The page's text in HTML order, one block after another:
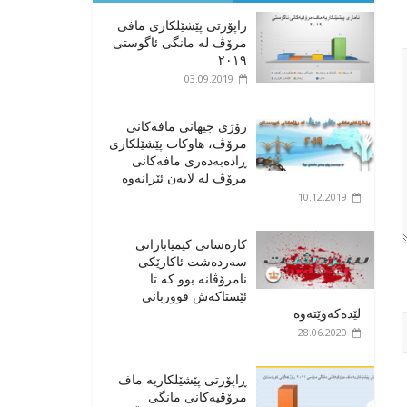
راپۆرتی پێشێلكاری مافی
مرۆڤ له‌ مانگی ئاگوستی
٢٠١٩
03.09.2019
رۆژی جیهانی مافەکانی
مرۆڤ، هاوکات پێشێلکاری
ڕادەبەدەری مافەکانی
مرۆڤ لە لایەن ئێرانەوە
10.12.2019
کارەساتی کیمیابارانی
سەردەشت ئاکارێکی
نامرۆڤانە بوو کە تا
ئێستاکەش قووربانی
لێدەکەوێتەوە
28.06.2020
ڕاپۆرتی پێشێلکاریە ماف
مرۆڤیەکانی مانگی